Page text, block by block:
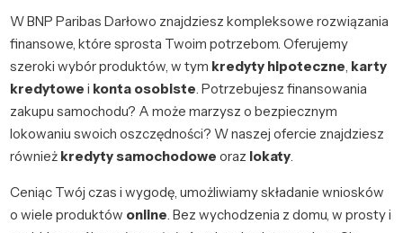
W BNP Paribas Darłowo znajdziesz kompleksowe rozwiązania
finansowe, które sprosta Twoim potrzebom. Oferujemy
szeroki wybór produktów, w tym kredyty hipoteczne, karty
kredytowe i konta osobiste. Potrzebujesz finansowania
zakupu samochodu? A może marzysz o bezpiecznym
lokowaniu swoich oszczędności? W naszej ofercie znajdziesz
również kredyty samochodowe oraz lokaty.
Ceniąc Twój czas i wygodę, umożliwiamy składanie wniosków
o wiele produktów online. Bez wychodzenia z domu, w prosty i